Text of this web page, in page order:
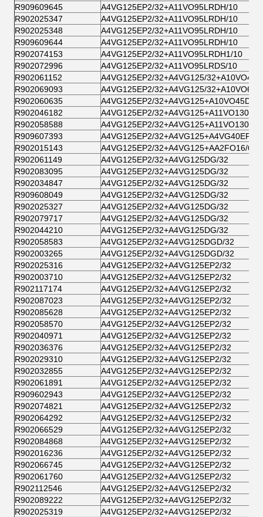
R909609645
A4VG125EP2/32+A11VO95LRDH/10
R902025347
A4VG125EP2/32+A11VO95LRDH/10
R902025348
A4VG125EP2/32+A11VO95LRDH/10
R909609644
A4VG125EP2/32+A11VO95LRDH/10
R902074153
A4VG125EP2/32+A11VO95LRDH1/10
R902072996
A4VG125EP2/32+A11VO95LRDS/10
R902061152
A4VG125EP2/32+A4VG125/
R902069093
A4VG125EP2/32+A4VG125/32+A10VO60/
R902060635
A4VG125EP2/32+A4VG125+A10VO45DR/
R902046182
A4VG125EP2/
R902058588
A4VG125EP2/
R909607393
A4VG125EP2/32+A4VG125+A4VG40EP2/
R902015143
A4VG125EP2/32+A4VG125+AA2FO16/61
R902061149
A4VG125EP2/32+A4VG125DG/32
R902083095
A4VG125EP2/32+A4VG125DG/32
R902034847
A4VG125EP2/32+A4VG125DG/32
R909608049
A4VG125EP2/32+A4VG125DG/32
R902025327
A4VG125EP2/32+A4VG125DG/32
R902079717
A4VG125EP2/32+A4VG125DG/32
R902044210
A4VG125EP2/32+A4VG125DG/32
R902058583
A4VG125EP2/32+A4VG125DGD/32
R902003265
A4VG125EP2/32+A4VG125DGD/32
R902025316
A4VG125EP2/32+A4VG125EP2/32
R902003710
A4VG125EP2/32+A4VG125EP2/32
R902117174
A4VG125EP2/32+A4VG125EP2/32
R902087023
A4VG125EP2/32+A4VG125EP2/32
R902085628
A4VG125EP2/32+A4VG125EP2/32
R902058570
A4VG125EP2/32+A4VG125EP2/32
R902040971
A4VG125EP2/32+A4VG125EP2/32
R902036376
A4VG125EP2/32+A4VG125EP2/32
R902029310
A4VG125EP2/32+A4VG125EP2/32
R902032855
A4VG125EP2/32+A4VG125EP2/32
R902061891
A4VG125EP2/32+A4VG125EP2/32
R909602943
A4VG125EP2/32+A4VG125EP2/32
R902074821
A4VG125EP2/32+A4VG125EP2/32
R902064292
A4VG125EP2/32+A4VG125EP2/32
R902066529
A4VG125EP2/32+A4VG125EP2/32
R902084868
A4VG125EP2/32+A4VG125EP2/32
R902016236
A4VG125EP2/32+A4VG125EP2/32
R902066745
A4VG125EP2/32+A4VG125EP2/32
R902061760
A4VG125EP2/32+A4VG125EP2/32
R902112546
A4VG125EP2/32+A4VG125EP2/32
R902089222
A4VG125EP2/32+A4VG125EP2/32
R902025319
A4VG125EP2/32+A4VG125EP2/32